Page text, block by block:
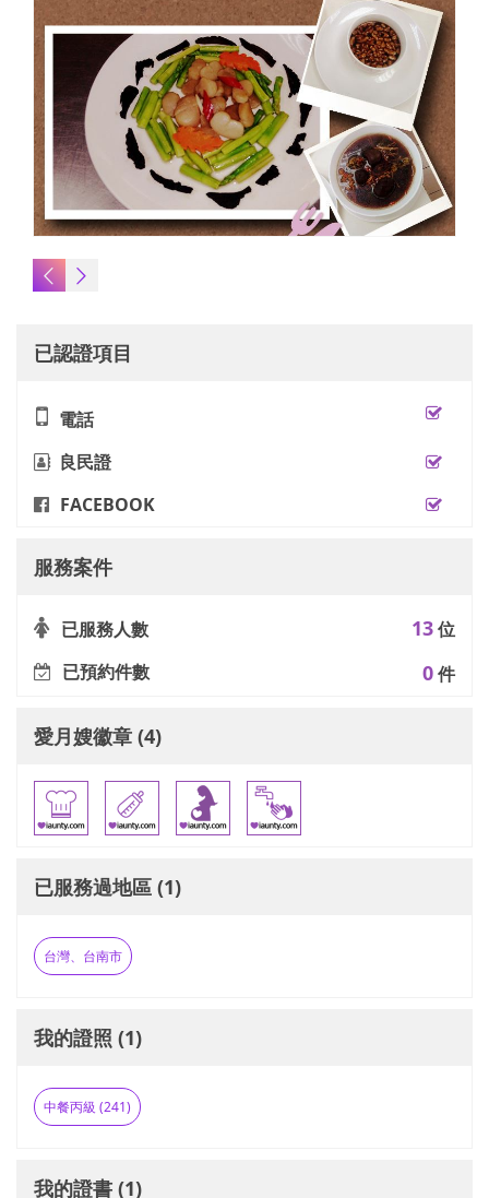
已認證項目
電話
良民證
FACEBOOK
服務案件
已服務人數 13位
已預約件數
0件
愛月嫂徽章 (4)
已服務過地區 (1)
台灣、台南市
我的證照 (1)
中餐丙級 (241)
我的證書 (1)